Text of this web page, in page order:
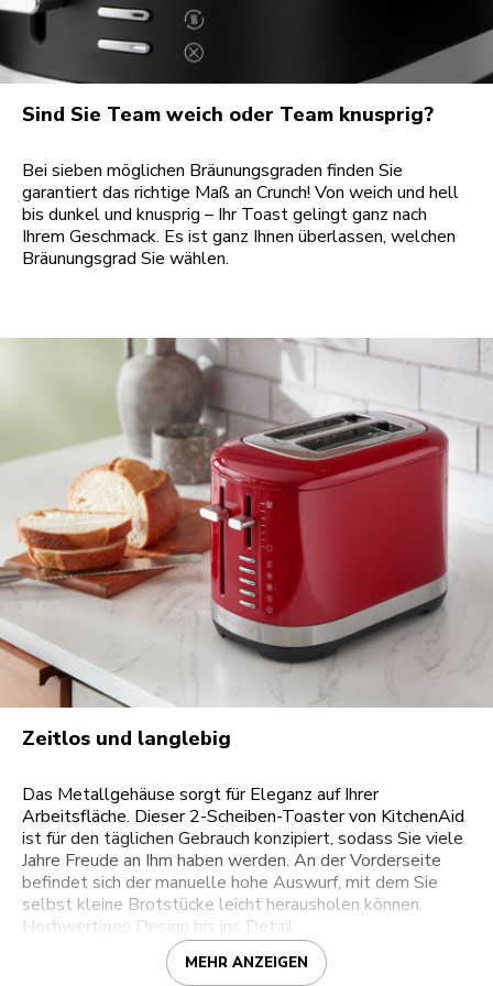
Sind Sie Team weich oder Team knusprig?
Bei sieben möglichen Bräunungsgraden finden Sie
garantiert das richtige Maß an Crunch! Von weich und hell
bis dunkel und knusprig – Ihr Toast gelingt ganz nach
Ihrem Geschmack. Es ist ganz Ihnen überlassen, welchen
Bräunungsgrad Sie wählen.
Zeitlos und langlebig
Das Metallgehäuse sorgt für Eleganz auf Ihrer
Arbeitsfläche. Dieser 2-Scheiben-Toaster von KitchenAid
ist für den täglichen Gebrauch konzipiert, sodass Sie viele
Jahre Freude an Ihm haben werden. An der Vorderseite
befindet sich der manuelle hohe Auswurf, mit dem Sie
selbst kleine Brotstücke leicht herausholen können.
Hochwertiges Design bis ins Detail.
MEHR ANZEIGEN